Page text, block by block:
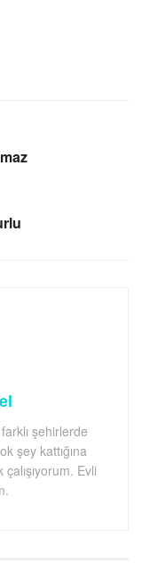
şehirlerde
şey kattığına
Evli